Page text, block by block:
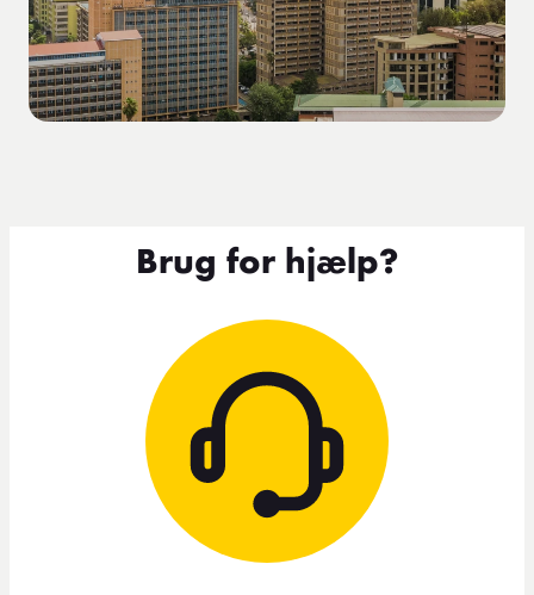
Brug for hjælp?